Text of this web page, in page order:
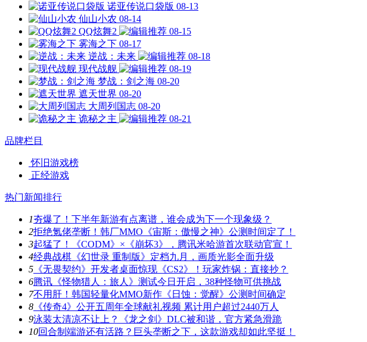
诺亚传说口袋版 08-13
仙山小农 08-14
QQ炫舞2
08-15
雾海之下 08-17
逆战：未来
08-18
现代战舰
08-19
梦战：剑之海 08-20
遮天世界 08-20
大周列国志 08-20
诡秘之主
08-21
品牌栏目
怀旧游戏榜
正经游戏
热门新闻排行
1夯爆了！下半年新游有点离谱，谁会成为下一个现象级？
2拒绝氪佬垄断！韩厂MMO《宙斯：傲慢之神》公测时间定了！
3起猛了！《CODM》×《崩坏3》，腾讯米哈游首次联动官宣！
4经典战棋《幻世录 重制版》定档九月，画质光影全面升级
5 《无畏契约》开发者桌面惊现《CS2》！玩家炸锅：直接抄？
6腾讯《怪物猎人：旅人》测试今日开启，38种怪物可供挑战
7不用肝！韩国轻量化MMO新作《日蚀：觉醒》公测时间确定
8 《传奇4》公开五周年全球献礼视频 累计用户超过2440万人
9泳装太清凉不让上？《龙之剑》DLC被和谐，官方紧急滑跪
10回合制端游还有活路？巨头垄断之下，这款游戏却如此坚挺！